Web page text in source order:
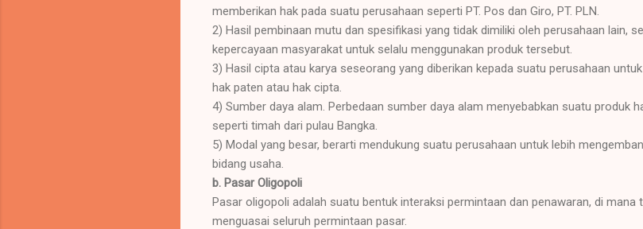
memberikan hak pada suatu perusahaan seperti PT. Pos dan Giro, PT. PLN.
2) Hasil pembinaan mutu dan spesifikasi yang tidak dimiliki oleh perusahaan lain,
kepercayaan masyarakat untuk selalu menggunakan produk tersebut.
3) Hasil cipta atau karya seseorang yang diberikan kepada suatu perusahaan
hak paten atau hak cipta.
4) Sumber daya alam. Perbedaan sumber daya alam menyebabkan suatu produk
seperti timah dari pulau Bangka.
5) Modal yang besar, berarti mendukung suatu perusahaan untuk lebih
bidang usaha.
b. Pasar Oligopoli
Pasar oligopoli adalah suatu bentuk interaksi permintaan dan penawaran, di mana
menguasai seluruh permintaan pasar.